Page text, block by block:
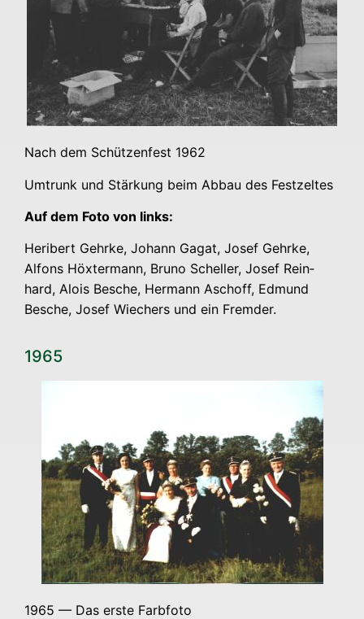
Nach dem Schüt­zen­fest 1962
Umtrunk und Stär­kung beim Abbau des Festzeltes
Auf dem Foto von links:
Heri­bert Gehr­ke, Johann Gagat, Josef Gehr­ke,
Alfons Höx­ter­mann, Bru­no Schel­ler, Josef Rein­
hard, Alo­is Besche, Her­mann Asch­off, Edmund
Besche, Josef Wie­chers und ein Fremder.
1965
1965 — Das ers­te Farbfoto